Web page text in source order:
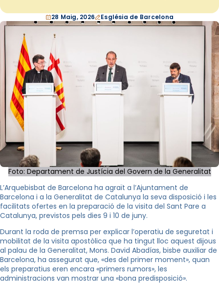
28 Maig, 2026 Església de Barcelona
Foto: Departament de Justícia del Govern de la Generalitat
L’Arquebisbat de Barcelona ha agraït a l’Ajuntament de
Barcelona i a la Generalitat de Catalunya la seva disposició i les
facilitats ofertes en la preparació de la visita del Sant Pare a
Catalunya, previstos pels dies 9 i 10 de juny.
Durant la roda de premsa per explicar l’operatiu de seguretat i
mobilitat de la visita apostòlica que ha tingut lloc aquest dijous
al palau de la Generalitat, Mons. David Abadías, bisbe auxiliar de
Barcelona, ha assegurat que, «des del primer moment», quan
els preparatius eren encara «primers rumors», les
administracions van mostrar una «bona predisposició».